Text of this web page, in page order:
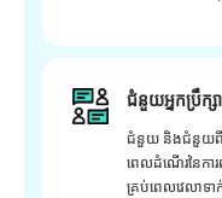
ជំនួយអ្នកប្រឹក្សា
ជំនួយ និងជំនួយពីអ្ន
ពេលដំណើរនៃកា
គ្រប់ពេលវេលាទ